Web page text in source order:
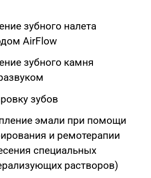
зубного налета
AirFlow
зубного камня
зубов
эмали при помощи
и ремотерапии
специальных
растворов)